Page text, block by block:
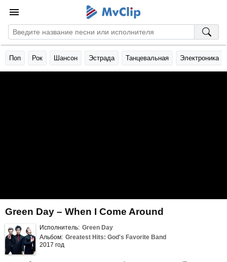
Поп Рок Шансон Эстрада Танцевальная Электроника
Green Day – When I Come Around
Исполнитель: Green Day
Альбом: Greatest Hits: God's Favorite Band
2017 год